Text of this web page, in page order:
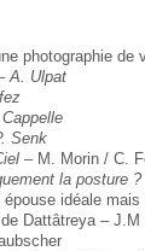
photographie de
A. Ulpat
Cappelle
Senk
– M. Morin / C.
la posture
idéale
Dattâtreya – J.M